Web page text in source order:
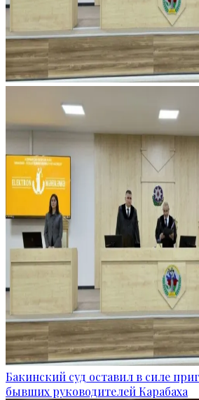
Бакинский суд оставил в силе
бывших руководителей Карабаха